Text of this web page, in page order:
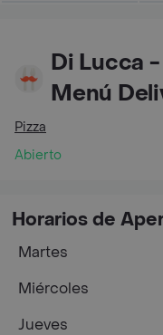
Di Lucca
Menú
Pizza
Abierto
Horarios de
Martes
Miércoles
Jueves